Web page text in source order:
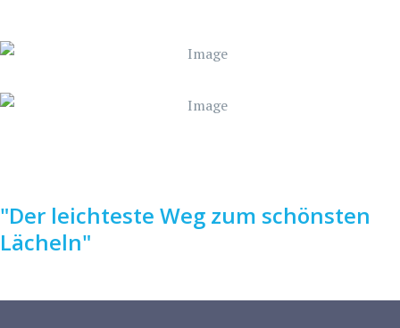
"Der leichteste Weg zum schönsten
Lächeln"